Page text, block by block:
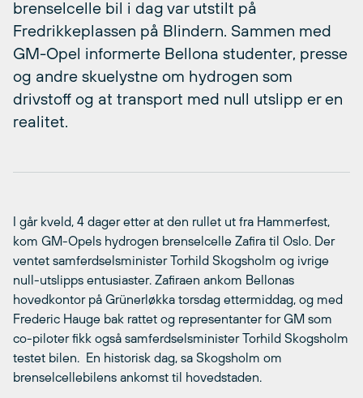
brenselcelle bil i dag var utstilt på
Fredrikkeplassen på Blindern. Sammen med
GM-Opel informerte Bellona studenter, presse
og andre skuelystne om hydrogen som
drivstoff og at transport med null utslipp er en
realitet.
I går kveld, 4 dager etter at den rullet ut fra Hammerfest,
kom GM-Opels hydrogen brenselcelle Zafira til Oslo. Der
ventet samferdselsminister Torhild Skogsholm og ivrige
null-utslipps entusiaster. Zafiraen ankom Bellonas
hovedkontor på Grünerløkka torsdag ettermiddag, og med
Frederic Hauge bak rattet og representanter for GM som
co-piloter fikk også samferdselsminister Torhild Skogsholm
testet bilen.  En historisk dag, sa Skogsholm om
brenselcellebilens ankomst til hovedstaden.